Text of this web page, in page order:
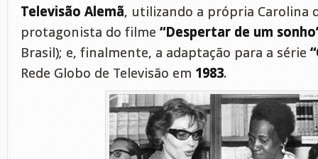
Televisão Alemã, utilizando a própria Carolina
protagonista do filme “Despertar de um
Brasil); e, finalmente, a adaptação para a série
Rede Globo de Televisão em 1983.